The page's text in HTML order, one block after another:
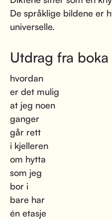
De språklige bildene er
universelle.
Utdrag fra boka
hvordan
er det mulig
at jeg noen
ganger
går rett
i kjelleren
om hytta
som jeg
bor i
bare har
én etasje